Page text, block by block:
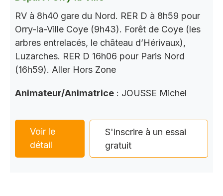
RV à 8h40 gare du Nord. RER D à 8h59 pour
Orry-la-Ville Coye (9h43). Forêt de Coye (les
arbres entrelacés, le château d’Hérivaux),
Luzarches. RER D 16h06 pour Paris Nord
(16h59). Aller Hors Zone
Animateur/Animatrice : JOUSSE Michel
Voir le
détail
S'inscrire à un essai
gratuit